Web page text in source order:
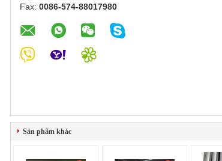
Fax: 0086-574-88017980
Sản phẩm khác